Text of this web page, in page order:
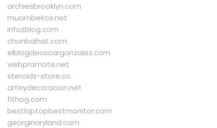
archiesbrooklyn.com
muambeiros.net
infozblog.com
chonbaihat.com
elblogdeoscargonzalez.com
webpromote.net
steroids-store.co
arteydecoracion.net
fithog.com
bestlaptopbestmonitor.com
georginaryland.com